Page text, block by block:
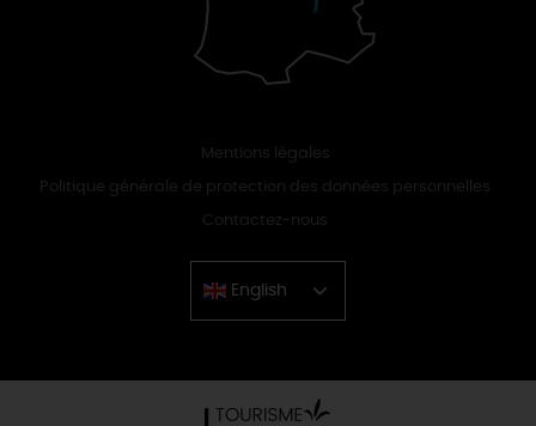
Mentions légales
Politique générale de protection des données personnelles
Contactez-nous
English
Chinese